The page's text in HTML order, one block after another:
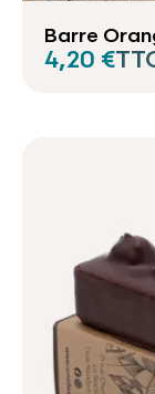
Barre
4,20 €